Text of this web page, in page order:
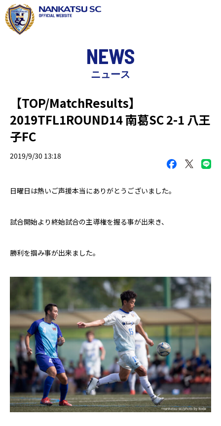
NEWS
ニュース
【TOP/MatchResults】
2019TFL1ROUND14 南葛SC 2-1 八王
子FC
2019/9/30 13:18
日曜日は熱いご声援本当にありがとうございました。
試合開始より終始試合の主導権を握る事が出来き、
勝利を掴み事が出来ました。